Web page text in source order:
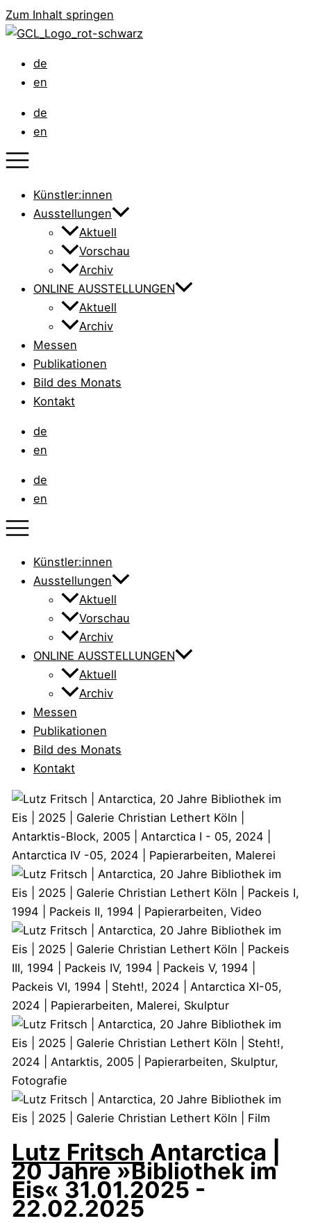
Zum Inhalt springen
de
en
de
en
Künstler:innen
Ausstellungen
Aktuell
Vorschau
Archiv
ONLINE AUSSTELLUNGEN
Aktuell
Archiv
Messen
Publikationen
Bild des Monats
Kontakt
de
en
de
en
Künstler:innen
Ausstellungen
Aktuell
Vorschau
Archiv
ONLINE AUSSTELLUNGEN
Aktuell
Archiv
Messen
Publikationen
Bild des Monats
Kontakt
Lutz Fritsch Antarctica |
20 Jahre »Bibliothek im
Eis« 31.01.2025 -
22.02.2025